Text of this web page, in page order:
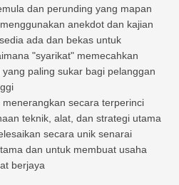
dan perunding yang mapan
anekdot dan kajian
ada dan bekas untuk
"syarikat" memecahkan
paling sukar bagi pelanggan
menerangkan secara terperinci
teknik, alat, dan strategi utama
secara unik senarai
dan untuk membuat usaha
berjaya